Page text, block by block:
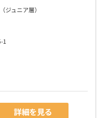
ジュニア層）
1
詳細を見る